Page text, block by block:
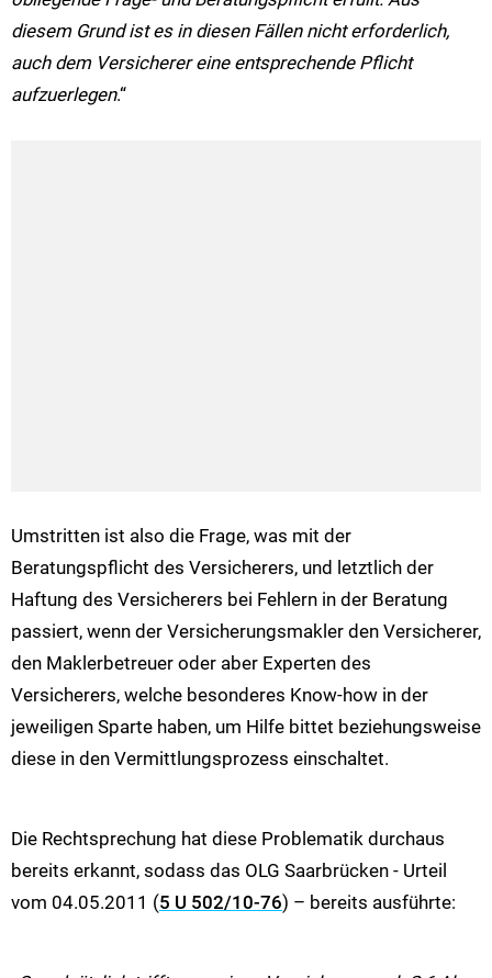
diesem Grund ist es in diesen Fällen nicht erforderlich,
auch dem Versicherer eine entsprechende Pflicht
aufzuerlegen.“
Umstritten ist also die Frage, was mit der
Beratungspflicht des Versicherers, und letztlich der
Haftung des Versicherers bei Fehlern in der Beratung
passiert, wenn der Versicherungsmakler den Versicherer,
den Maklerbetreuer oder aber Experten des
Versicherers, welche besonderes Know-how in der
jeweiligen Sparte haben, um Hilfe bittet beziehungsweise
diese in den Vermittlungsprozess einschaltet.
Die Rechtsprechung hat diese Problematik durchaus
bereits erkannt, sodass das OLG Saarbrücken - Urteil
vom 04.05.2011 (5 U 502/10-76) – bereits ausführte: